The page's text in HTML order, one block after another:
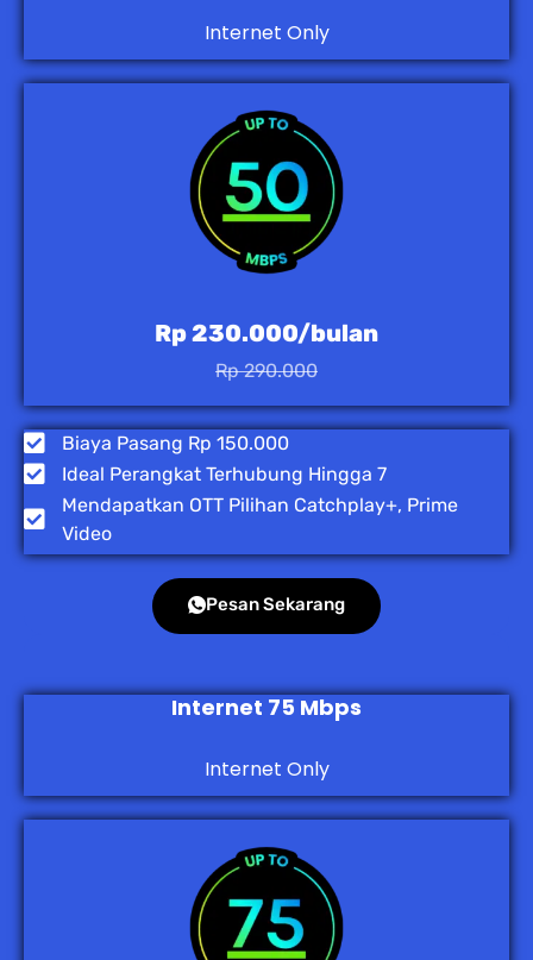
Internet Only
Rp 230.000/bulan
Rp 290.000
Biaya Pasang Rp 150.000
Ideal Perangkat Terhubung Hingga 7
Mendapatkan OTT Pilihan Catchplay+, Prime
Video
Pesan Sekarang
Internet 75 Mbps
Internet Only